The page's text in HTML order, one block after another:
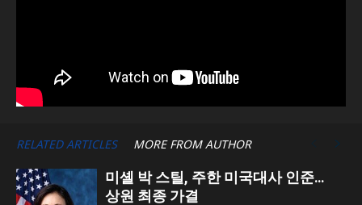
RELATED ARTICLES MORE FROM AUTHOR
미셸 박 스틸, 주한 미국대사 인준…
상원 최종 가결